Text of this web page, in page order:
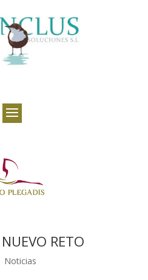
RETO
Noticias